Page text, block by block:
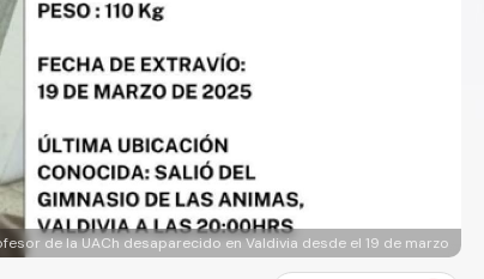
de la UACh desaparecido en Valdivia desde el 19 de marzo